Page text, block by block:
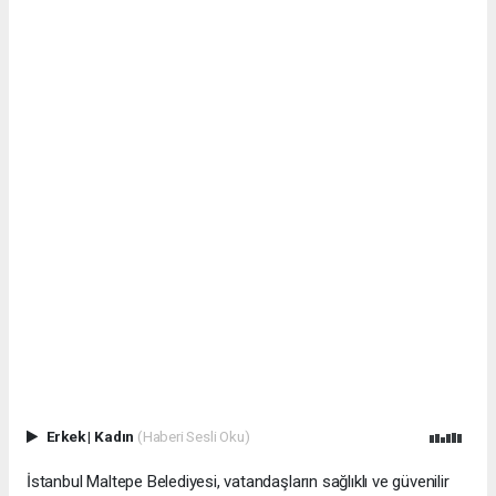
Erkek| Kadın (Haberi Sesli Oku)
İstanbul Maltepe Belediyesi, vatandaşların sağlıklı ve güvenilir